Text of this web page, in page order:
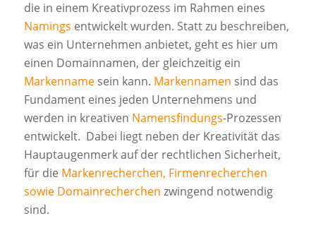
die in einem Kreativprozess im Rahmen eines
Namings entwickelt wurden. Statt zu beschreiben,
was ein Unternehmen anbietet, geht es hier um
einen Domainnamen, der gleichzeitig ein
Markennamesein kann. Markennamen sind das
Fundament eines jeden Unternehmens und
werden in kreativen Namensfindungs-Prozessen
entwickelt. Dabei liegt neben der Kreativität das
Hauptaugenmerk auf der rechtlichen Sicherheit,
für die Markenrecherchen, Firmenrecherchen
sowie Domainrecherchen zwingend notwendig
sind.